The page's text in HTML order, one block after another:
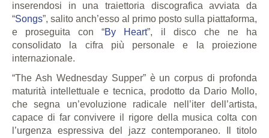
inserendosi in una traiettoria discografica avviata da
“Songs”, salito anch’esso al primo posto sulla piattaforma,
e proseguita con “By Heart”, il disco che ne ha
consolidato la cifra più personale e la proiezione
internazionale.
“The Ash Wednesday Supper” è un corpus di profonda
maturità intellettuale e tecnica, prodotto da Dario Mollo,
che segna un’evoluzione radicale nell’iter dell’artista,
capace di far convivere il rigore della musica colta con
l’urgenza espressiva del jazz contemporaneo. Il titolo